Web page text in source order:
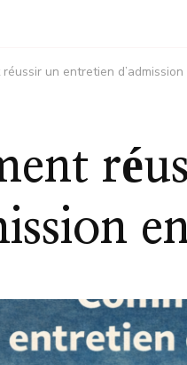
réussir un entretien